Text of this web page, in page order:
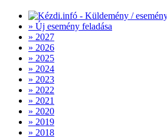
» Új esemény feladása
» 2027
» 2026
» 2025
» 2024
» 2023
» 2022
» 2021
» 2020
» 2019
» 2018